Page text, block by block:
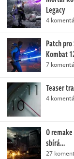
Legacy
4
Patch
Kombat
7
Teaser
4
O
sbírá…
27